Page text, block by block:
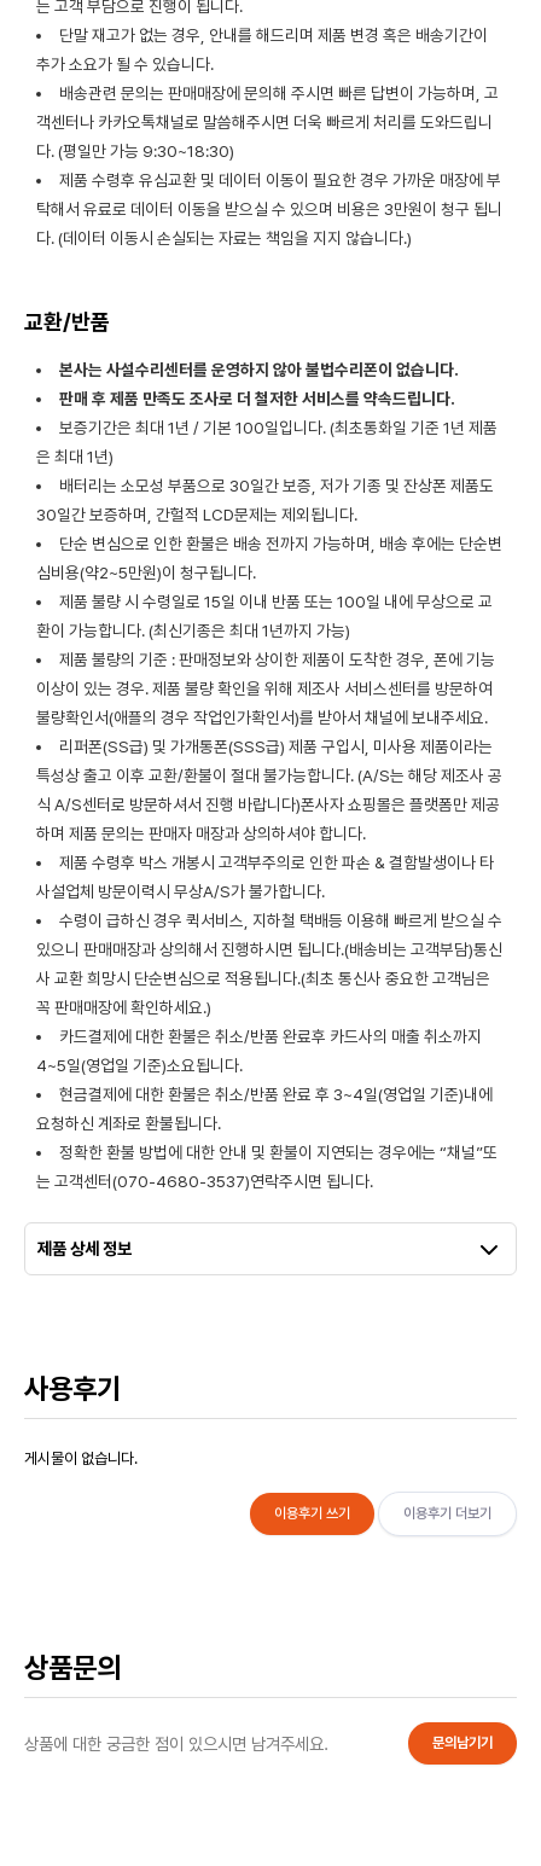
는 고객 부담으로 진행이 됩니다.
단말 재고가 없는 경우, 안내를 해드리며 제품 변경 혹은 배송기간이
추가 소요가 될 수 있습니다.
배송관련 문의는 판매매장에 문의해 주시면 빠른 답변이 가능하며, 고
객센터나 카카오톡채널로 말씀해주시면 더욱 빠르게 처리를 도와드립니
다. (평일만 가능 9:30~18:30)
제품 수령후 유심교환 및 데이터 이동이 필요한 경우 가까운 매장에 부
탁해서 유료로 데이터 이동을 받으실 수 있으며 비용은 3만원이 청구 됩니
다. (데이터 이동시 손실되는 자료는 책임을 지지 않습니다.)
교환/반품
본사는 사설수리센터를 운영하지 않아 불법수리폰이 없습니다.
판매 후 제품 만족도 조사로 더 철저한 서비스를 약속드립니다.
보증기간은 최대 1년 / 기본 100일입니다. (최초통화일 기준 1년 제품
은 최대 1년)
배터리는 소모성 부품으로 30일간 보증, 저가 기종 및 잔상폰 제품도
30일간 보증하며, 간헐적 LCD문제는 제외됩니다.
단순 변심으로 인한 환불은 배송 전까지 가능하며, 배송 후에는 단순변
심비용(약2~5만원)이 청구됩니다.
제품 불량 시 수령일로 15일 이내 반품 또는 100일 내에 무상으로 교
환이 가능합니다. (최신기종은 최대 1년까지 가능)
제품 불량의 기준 : 판매정보와 상이한 제품이 도착한 경우, 폰에 기능
이상이 있는 경우. 제품 불량 확인을 위해 제조사 서비스센터를 방문하여
불량확인서(애플의 경우 작업인가확인서)를 받아서 채널에 보내주세요.
리퍼폰(SS급) 및 가개통폰(SSS급) 제품 구입시, 미사용 제품이라는
특성상 출고 이후 교환/환불이 절대 불가능합니다. (A/S는 해당 제조사 공
식 A/S센터로 방문하셔서 진행 바랍니다)폰사자 쇼핑몰은 플랫폼만 제공
하며 제품 문의는 판매자 매장과 상의하셔야 합니다.
제품 수령후 박스 개봉시 고객부주의로 인한 파손 & 결함발생이나 타
사설업체 방문이력시 무상A/S가 불가합니다.
수령이 급하신 경우 퀵서비스, 지하철 택배등 이용해 빠르게 받으실 수
있으니 판매매장과 상의해서 진행하시면 됩니다.(배송비는 고객부담)통신
사 교환 희망시 단순변심으로 적용됩니다.(최초 통신사 중요한 고객님은
꼭 판매매장에 확인하세요.)
카드결제에 대한 환불은 취소/반품 완료후 카드사의 매출 취소까지
4~5일(영업일 기준)소요됩니다.
현금결제에 대한 환불은 취소/반품 완료 후 3~4일(영업일 기준)내에
요청하신 계좌로 환불됩니다.
정확한 환불 방법에 대한 안내 및 환불이 지연되는 경우에는 “채널”또
는 고객센터(070-4680-3537)연락주시면 됩니다.
제품 상세 정보
사용후기
게시물이 없습니다.
이용후기 쓰기 이용후기 더보기
상품문의
상품에 대한 궁금한 점이 있으시면 남겨주세요. 문의남기기